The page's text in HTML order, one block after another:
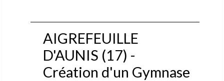
AIGREFEUILLE
D'AUNIS (17) -
Création d'un Gymnase